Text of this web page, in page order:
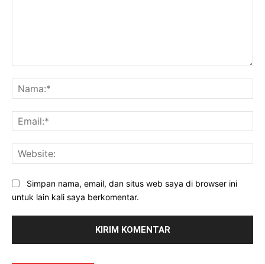
Simpan nama, email, dan situs web saya di browser ini
untuk lain kali saya berkomentar.